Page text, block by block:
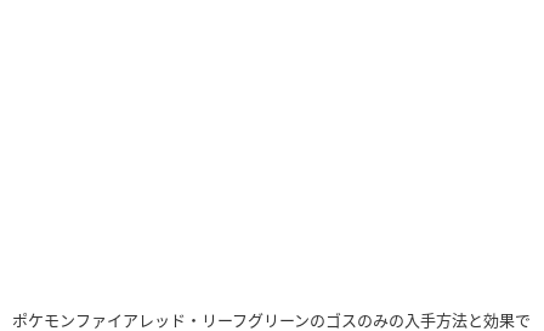
ポケモンファイアレッド・リーフグリーンのゴスのみの入手方法と効果で